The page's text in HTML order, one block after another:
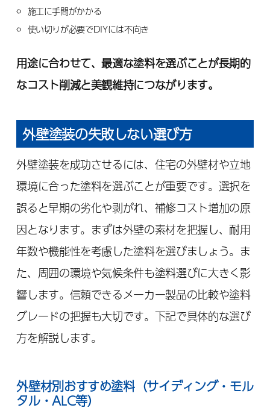
施工に手間がかかる
使い切りが必要でDIYには不向き
用途に合わせて、最適な塗料を選ぶことが長期的
なコスト削減と美観維持につながります。
外壁塗装の失敗しない選び方
外壁塗装を成功させるには、住宅の外壁材や立地
環境に合った塗料を選ぶことが重要です。選択を
誤ると早期の劣化や剥がれ、補修コスト増加の原
因となります。まずは外壁の素材を把握し、耐用
年数や機能性を考慮した塗料を選びましょう。ま
た、周囲の環境や気候条件も塗料選びに大きく影
響します。信頼できるメーカー製品の比較や塗料
グレードの把握も大切です。下記で具体的な選び
方を解説します。
外壁材別おすすめ塗料（サイディング・モル
タル・ALC等）